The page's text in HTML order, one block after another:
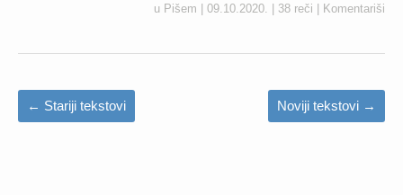
u Pišem 09.10.2020. 38 reči Komentariši
← Stariji tekstovi Noviji tekstovi →